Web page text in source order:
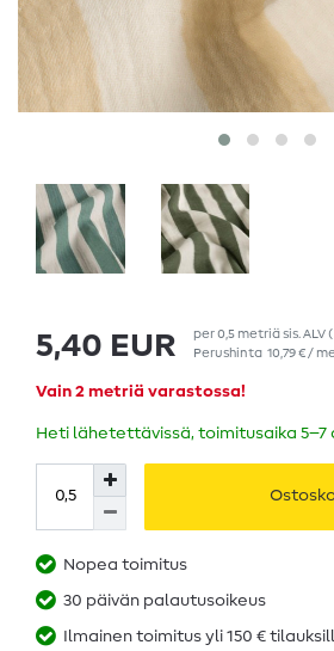
5,40 EUR per0,5 metriäsis. ALV(
Perushinta 10,79 € /
Vain 2 metriä varastossa!
Heti lähetettävissä, toimitusaika 5–7
Nopea toimitus
30 päivän palautusoikeus
Ilmainen toimitus yli 150 €